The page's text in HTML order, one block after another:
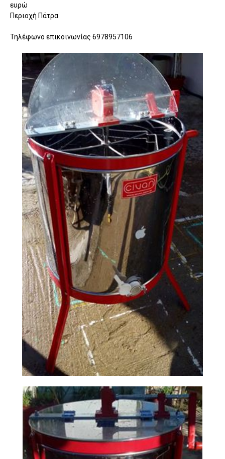
ευρώ
Περιοχή Πάτρα
Τηλέφωνο επικοινωνίας 6978957106